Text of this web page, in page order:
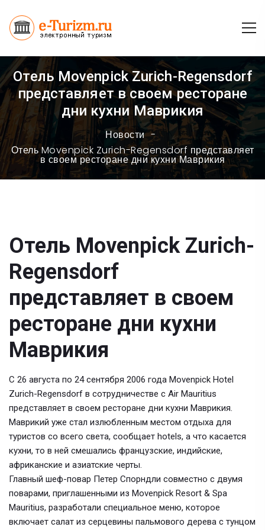
Отель Movenpick Zurich-Regensdorf
представляет в своем ресторане
дни кухни Маврикия
Новости
Отель Movenpick Zurich-Regensdorf представляет
в своем ресторане дни кухни Маврикия
Отель Movenpick Zurich-
Regensdorf
представляет в своем
ресторане дни кухни
Маврикия
С 26 августа по 24 сентября 2006 года Movenpick Hotel
Zurich-Regensdorf в сотрудничестве с Air Mauritius
представляет в своем ресторане дни кухни Маврикия.
Маврикий уже стал излюбленным местом отдыха для
туристов со всего света, сообщает hotels, а что касается
кухни, то в ней смешались французские, индийские,
африканские и азиатские черты.
Главный шеф-повар Петер Спорндли совместно с двумя
поварами, приглашенными из Movenpick Resort & Spa
Mauritius, разработали специальное меню, которое
включает салат из серцевины пальмового дерева с тунцом